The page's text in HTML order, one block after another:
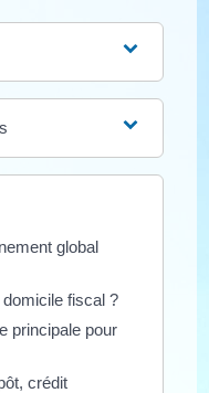
global
fiscal ?
principale pour
crédit